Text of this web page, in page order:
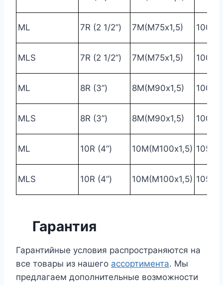
ML 7R (2 1/2”) 7М(М75х1,5) 100
MLS 7R (2 1/2”) 7М(М75х1,5) 100
ML 8R (3”) 8М(М90х1,5) 100
MLS 8R (3”) 8М(М90х1,5) 100
ML 10R (4”) 10М(М100х1,5) 105
MLS 10R (4”) 10М(М100х1,5) 105
Гарантия
Гарантийные условия распространяются на
все товары из нашего ассортимента. Мы
предлагаем дополнительные возможности